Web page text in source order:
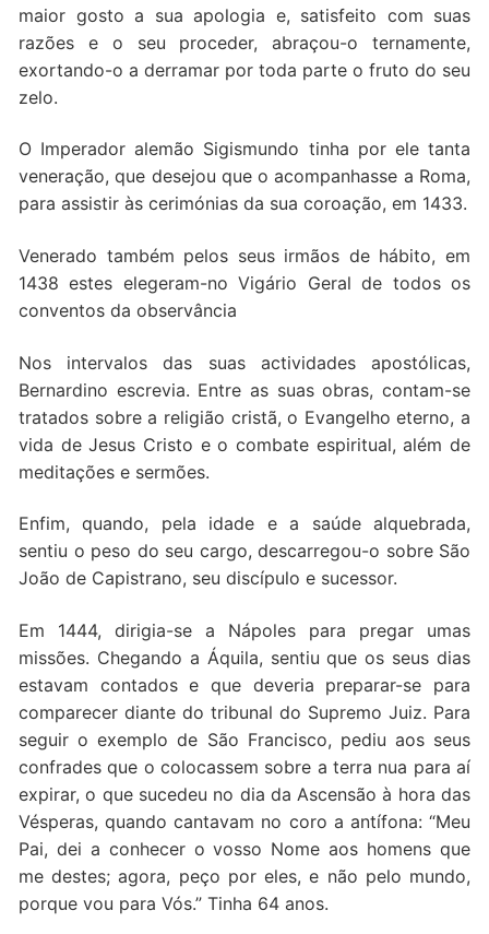
maior gosto a sua apologia e, satisfeito com suas
razões e o seu proceder, abraçou-o ternamente,
exortando-o a derramar por toda parte o fruto do seu
zelo.
O Imperador alemão Sigismundo tinha por ele tanta
veneração, que desejou que o acompanhasse a Roma,
para assistir às cerimónias da sua coroação, em 1433.
Venerado também pelos seus irmãos de hábito, em
1438 estes elegeram-no Vigário Geral de todos os
conventos da observância
Nos intervalos das suas actividades apostólicas,
Bernardino escrevia. Entre as suas obras, contam-se
tratados sobre a religião cristã, o Evangelho eterno, a
vida de Jesus Cristo e o combate espiritual, além de
meditações e sermões.
Enfim, quando, pela idade e a saúde alquebrada,
sentiu o peso do seu cargo, descarregou-o sobre São
João de Capistrano, seu discípulo e sucessor.
Em 1444, dirigia-se a Nápoles para pregar umas
missões. Chegando a Áquila, sentiu que os seus dias
estavam contados e que deveria preparar-se para
comparecer diante do tribunal do Supremo Juiz. Para
seguir o exemplo de São Francisco, pediu aos seus
confrades que o colocassem sobre a terra nua para aí
expirar, o que sucedeu no dia da Ascensão à hora das
Vésperas, quando cantavam no coro a antífona: “Meu
Pai, dei a conhecer o vosso Nome aos homens que
me destes; agora, peço por eles, e não pelo mundo,
porque vou para Vós.” Tinha 64 anos.